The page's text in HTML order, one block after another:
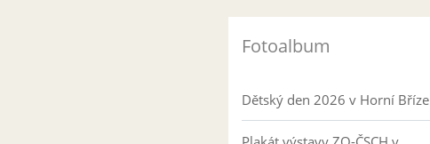
Fotoalbum
Dětský den 2026 v Horní Bříze